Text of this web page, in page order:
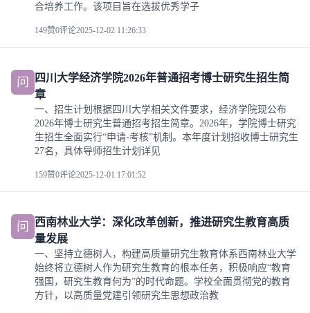
合培养工作。该项目旨在选拔优秀学子
149赞0评论2025-12-02 11:26:33
问
四川大学经济学院2026年普通招考博士研究生招生简
章
一、招生计划根据四川大学相关文件要求，经济学院现公布
2026年博士研究生普通招考招生简章。2026年，学院博士研究
生招生全面实行“申请-考核”机制。本年度计划招收博士研究生
27名，具体导师招生计划详见
159赞0评论2025-12-01 17:01:52
问
西南林业大学：深化改革创新，推进研究生教育高质
量发展
一、坚持立德树人，构建高质量研究生教育体系西南林业大学
始终将立德树人作为研究生教育的根本任务，积极响应“教育
强国，研究生教育何为”的时代命题。学校全面贯彻党的教育
方针，以高质量党建引领研究生思想政治教